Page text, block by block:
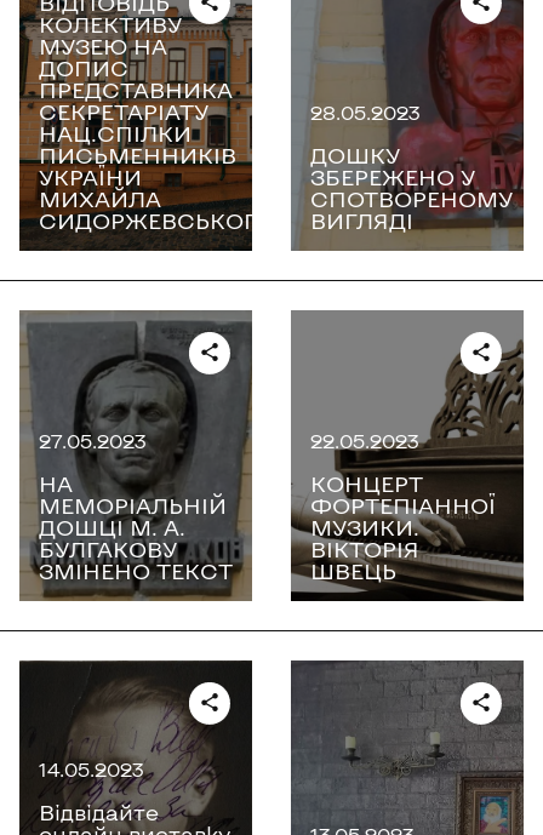
КОЛЕКТИВУ
МУЗЕЮ НА
ДОПИС
ПРЕДСТАВНИКА
СЕКРЕТАРІАТУ
НАЦ.СПІЛКИ
ПИСЬМЕННИКІВ
УКРАЇНИ
МИХАЙЛА
СИДОРЖЕВСЬКОГО
28.05.2023
ДОШКУ
ЗБЕРЕЖЕНО У
СПОТВОРЕНОМУ
ВИГЛЯДІ
27.05.2023
НА
МЕМОРІАЛЬНІЙ
ДОШЦІ М. А.
БУЛГАКОВУ
ЗМІНЕНО ТЕКСТ
22.05.2023
КОНЦЕРТ
ФОРТЕПІАННОЇ
МУЗИКИ.
ВІКТОРІЯ
ШВЕЦЬ
14.05.2023
Відвідайте